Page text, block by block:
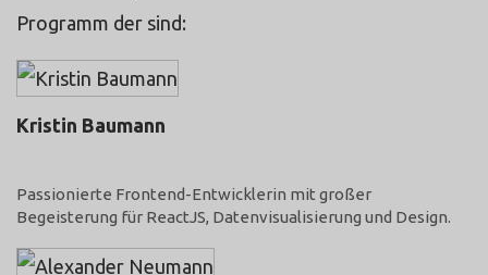
Programm der sind:
Kristin Baumann
Passionierte Frontend-Entwicklerin mit großer
Begeisterung für ReactJS, Datenvisualisierung und Design.